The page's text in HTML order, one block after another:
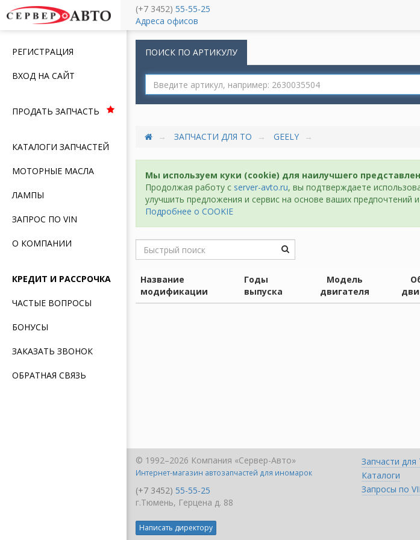
Меню
РЕГИСТРАЦИЯ
ВХОД НА САЙТ
ПРОДАТЬ ЗАПЧАСТЬ
КАТАЛОГИ ЗАПЧАСТЕЙ
МОТОРНЫЕ МАСЛА
ЛАМПЫ
ЗАПРОС ПО VIN
О КОМПАНИИ
КРЕДИТ И РАССРОЧКА
ЧАСТЫЕ ВОПРОСЫ
БОНУСЫ
ЗАКАЗАТЬ ЗВОНОК
ОБРАТНАЯ СВЯЗЬ
(+7 3452) 55-55-25
Адреса офисов
ПОИСК ПО АРТИКУЛУ
ЗАПЧАСТИ ДЛЯ ТО GEELY
Мы используем куки (cookie) для наилучшего
Продолжая работу с server-avto.ru, вы подтверждаете
улучшить предложения и сервис на основе ваших предпочтений
Подробнее о COOKIE
Название
модификации
Годы
выпуска
Модель
двигателя
Запчасти для
Каталоги
Запросы по
© 1992–2026 Компания «Сервер-Авто»
Интернет-магазин автозапчастей для иномарок
(+7 3452) 55-55-25
г.Тюмень, Герцена д. 88
Написать директору